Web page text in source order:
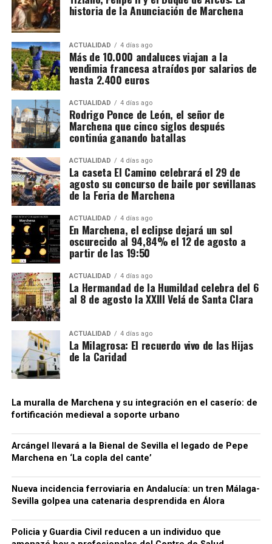
Mientras unos sectores eran demolidos por
considerarse obstáculos para el desarrollo urbano,
otros quedaban incorporados a las nuevas
construcciones.
Precisamente esa incorporación parece haber
contribuido a la conservación de algunos tramos.
Bellido considera que buena parte del recinto ha
sobrevivido porque quedó integrado en el
urbanismo posterior.
Una cuestión pendiente: medir
las diferencias de cota
movimientos relacionados con 173 cuentas
bancarias. A partir de esa documentación detectaron
importantes volúmenes de alcohol procedentes de
depósitos fiscales de otros países de la Unión
Europea, principalmente Países Bajos y Portugal,
destinados posteriormente a depósitos fiscales
españoles.
El mecanismo investigado aprovechaba el régimen
fiscal aplicable a este tipo de mercancías. Las
bebidas eran introducidas mediante empresas que la
investigación denomina “introductoras” y circulaban
en determinadas fases bajo un régimen suspensivo
de IVA e impuestos especiales. Después se sucedían
transmisiones de la mercancía entre diferentes
sociedades instrumentales dentro de los depósitos
fiscales.
El supuesto fraude se produciría cuando intervenían
sociedades que no ingresaban las cuotas de IVA
correspondientes antes de que el producto llegase
finalmente a las empresas distribuidoras. Al reducir
artificialmente la carga fiscal, estas últimas podían
colocar las bebidas en el mercado a precios
notablemente inferiores a los de competidores que
sí cumplían con sus obligaciones tributarias. La
procedimiento generaba también una situación de
competencia desleal dentro del sector.
Para dificultar el seguimiento de las operaciones, la
organización habría empleado además sociedades
siempre según la investigación policial y tributaria.
Conviene mantener esta precisión: los hechos se
encuentran todavía dentro de un procedimiento
judicial y las personas investigadas conservan su
historia de la Anunciación de Marchena
ACTUALIDAD 4 días ago
Más de 10.000 andaluces viajan a la
vendimia francesa atraídos por salarios de
hasta 2.400 euros
ACTUALIDAD 4 días ago
Rodrigo Ponce de León, el señor de
Marchena que cinco siglos después
continúa ganando batallas
ACTUALIDAD 4 días ago
La caseta El Camino celebrará el 29 de
agosto su concurso de baile por sevillanas
de la Feria de Marchena
ACTUALIDAD 4 días ago
En Marchena, el eclipse dejará un sol
oscurecido al 94,84% el 12 de agosto a
partir de las 19:50
ACTUALIDAD 4 días ago
La Hermandad de la Humildad celebra del 6
al 8 de agosto la XXIII Velá de Santa Clara
ACTUALIDAD 4 días ago
La Milagrosa: El recuerdo vivo de las Hijas
de la Caridad
La muralla de Marchena y su integración en el caserío: de
fortificación medieval a soporte urbano
Arcángel llevará a la Bienal de Sevilla el legado de Pepe
Marchena en ‘La copla del cante’
Nueva incidencia ferroviaria en Andalucía: un tren Málaga-
Sevilla golpea una catenaria desprendida en Álora
Policia y Guardia Civil reducen a un individuo que